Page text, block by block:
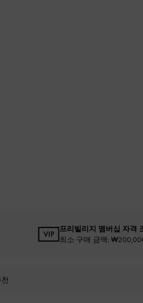
프리빌리지 멤버십 자격
최소 구매 금액: